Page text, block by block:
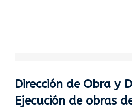
Dirección de Obra y
Ejecución de obras